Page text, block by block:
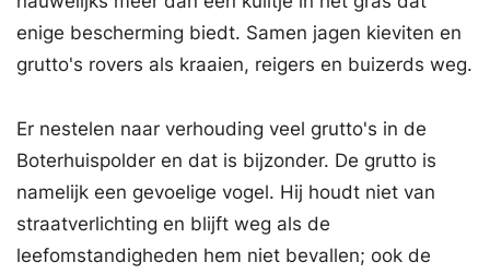
enige bescherming biedt. Samen jagen kieviten en
grutto's rovers als kraaien, reigers en buizerds weg.
Er nestelen naar verhouding veel grutto's in de
Boterhuispolder en dat is bijzonder. De grutto is
namelijk een gevoelige vogel. Hij houdt niet van
straatverlichting en blijft weg als de
leefomstandigheden hem niet bevallen; ook de